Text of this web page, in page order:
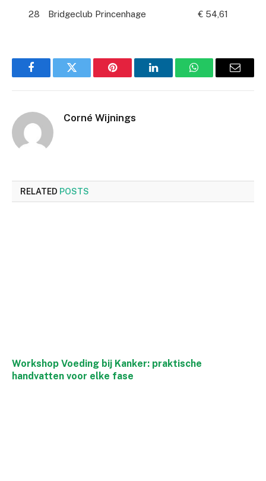
28 Bridgeclub Princenhage € 54,61
FacebookTwitter Pinterest LinkedInWhatsAppEmail
Corné Wijnings
RELATED POSTS
Workshop Voeding bij Kanker: praktische
handvatten voor elke fase